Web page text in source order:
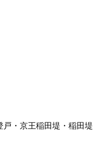
戸・京王稲田堤・稲田堤